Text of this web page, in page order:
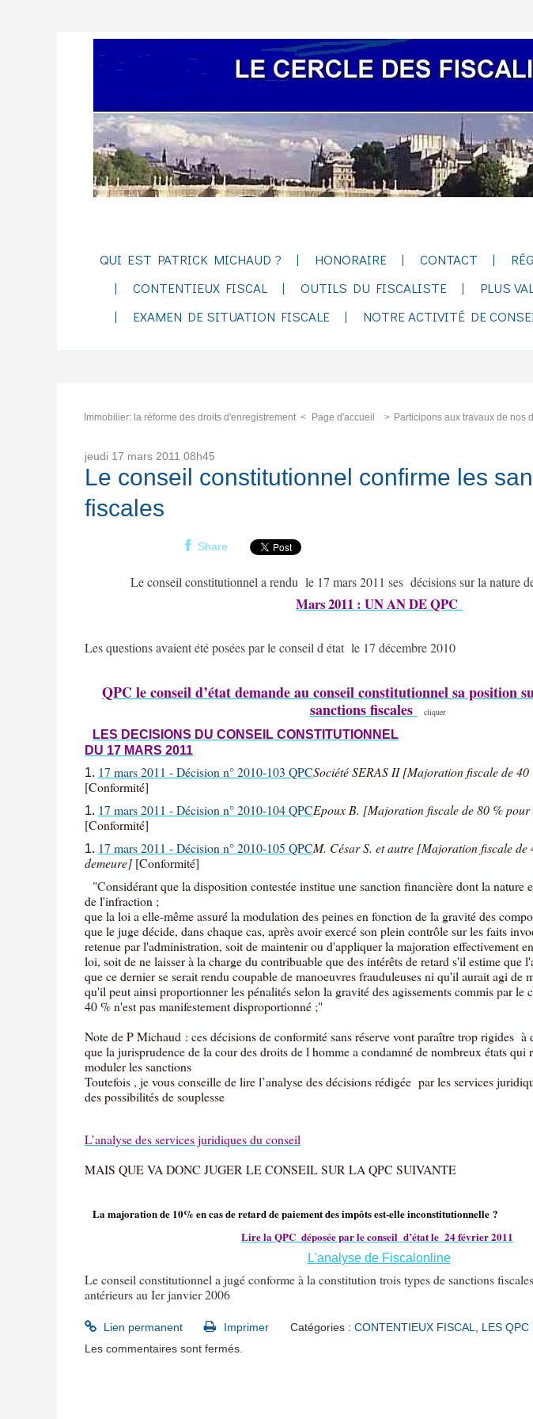
QUI EST PATRICK MICHAUD ? HONORAIRE CONTACT
CONTENTIEUX FISCAL
OUTILS DU FISCALISTE PLUS
EXAMEN DE SITUATION FISCALE
NOTRE ACTIVITÉ DE
Immobilier: la réforme des droits d'enregistrement Page d'accueil Participons aux travaux de nos
jeudi 17 mars 2011 08h45
Le conseil constitutionnel confirme les
fiscales
Share
Le conseil constitutionnel a rendu le 17 mars 2011 ses décisions sur la nature
Mars 2011 : UN AN DE QPC
Les questions avaient été posées par le conseil d état le 17 décembre 2010
QPC le conseil d’état demande au conseil constitutionnel sa position
sanctions fiscales
cliquer
LES DECISIONS DU CONSEIL CONSTITUTIONNEL
DU 17 MARS 2011
17 mars 2011 - Décision n° 2010-103 QPCSociété SERAS II [Majoration fiscale de
[Conformité]
17 mars 2011 - Décision n° 2010-104 QPCEpoux B. [Majoration fiscale de 80 %
[Conformité]
17 mars 2011 - Décision n° 2010-105 QPCM. César S. et autre [Majoration fiscale de
demeure] [Conformité]
"Considérant que la disposition contestée institue une sanction financière dont la nature
de l'infraction ;
que la loi a elle-même assuré la modulation des peines en fonction de la gravité des
que le juge décide, dans chaque cas, après avoir exercé son plein contrôle sur les faits
retenue par l'administration, soit de maintenir ou d'appliquer la majoration effectivement
loi, soit de ne laisser à la charge du contribuable que des intérêts de retard s'il estime que
que ce dernier se serait rendu coupable de manoeuvres frauduleuses ni qu'il aurait agi de
qu'il peut ainsi proportionner les pénalités selon la gravité des agissements commis par le
40 % n'est pas manifestement disproportionné ;"
Note de P Michaud : ces décisions de conformité sans réserve vont paraître trop rigides à
que la jurisprudence de la cour des droits de l homme a condamné de nombreux états qui
moduler les sanctions
Toutefois , je vous conseille de lire l’analyse des décisions rédigée par les services
des possibilités de souplesse
L’analyse des services juridiques du conseil
MAIS QUE VA DONC JUGER LE CONSEIL SUR LA QPC SUIVANTE
La majoration de 10% en cas de retard de paiement des impôts est-elle inconstitutionnelle ?
Lire la QPC déposée par le conseil d’état le 24 février 2011
L'analyse de Fiscalonline
Le conseil constitutionnel a jugé conforme à la constitution trois types de sanctions
antérieurs au Ier janvier 2006
Lien permanent Imprimer Catégories : CONTENTIEUX FISCAL LES QPC
Les commentaires sont fermés.